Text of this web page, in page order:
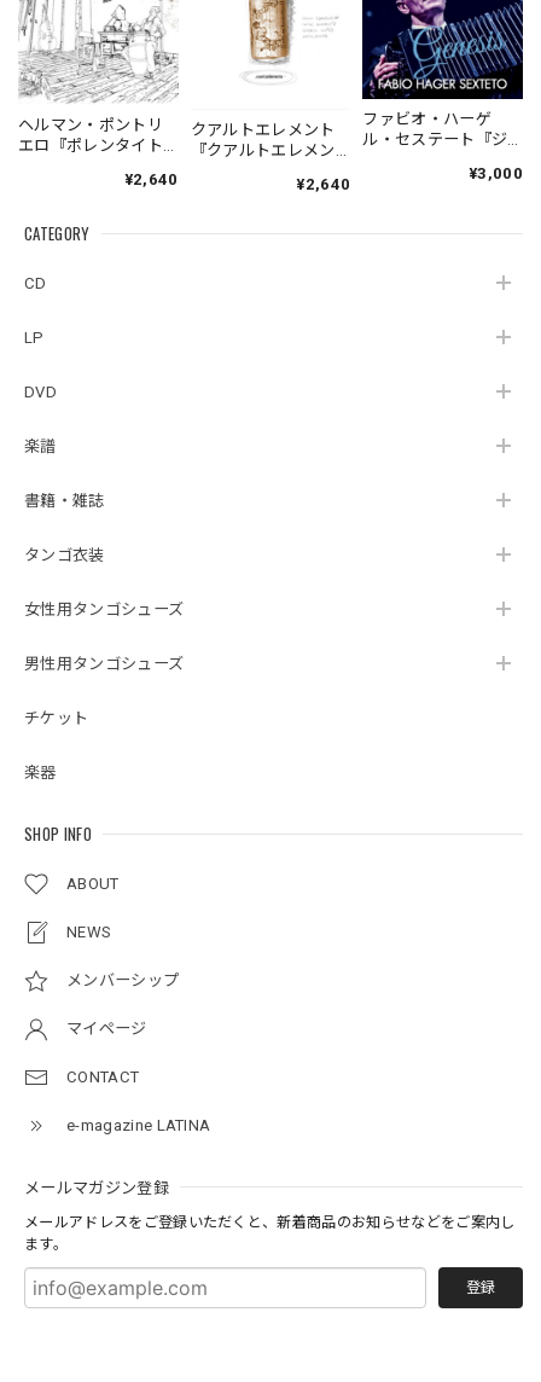
CATEGORY
CD
LP
DVD
楽譜
書籍・雑誌
タンゴ衣装
女性用タンゴシューズ
男性用タンゴシューズ
チケット
楽器
SHOP INFO
ABOUT
NEWS
メンバーシップ
マイページ
CONTACT
e-magazine LATINA
メールマガジン登録
メールアドレスをご登録いただくと、新着商品のお知らせなどをご案内し
ます。
登録
ヘルマン・ポントリ
エロ『ポレンタイト
Pontoriero『POLENT
la Ribera』
¥2,640
クアルトエレメント
『クアルトエレメン
Cuartoelemento『Cu
（007RECORDS-27）
¥2,640
ファビオ・ハーゲ
ル・セステート『ジ
¥3,000